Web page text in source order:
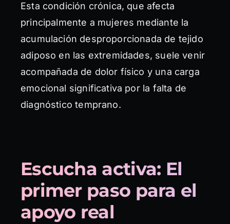
Esta condición crónica, que afecta
principalmente a mujeres mediante la
acumulación desproporcionada de tejido
adiposo en las extremidades, suele venir
acompañada de dolor físico y una carga
emocional significativa por la falta de
diagnóstico temprano.
Escucha activa: El
primer paso para el
apoyo real